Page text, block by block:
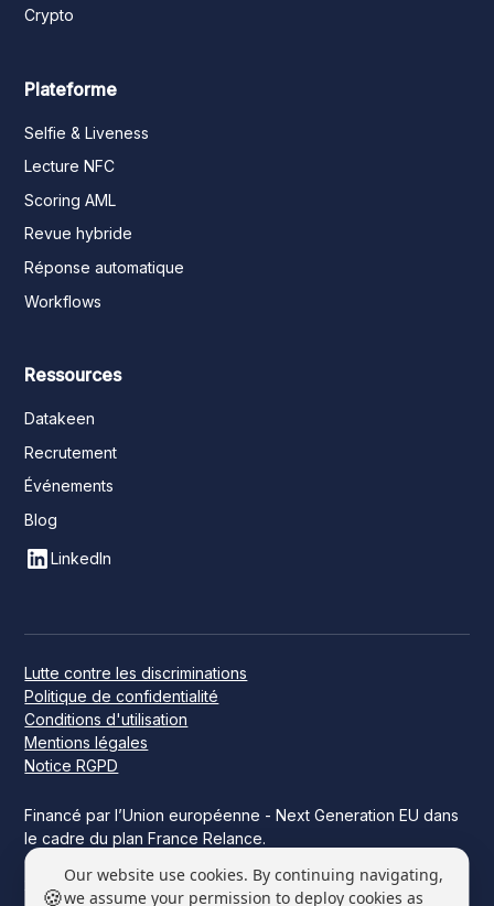
🍪
Our website use cookies. By continuing navigating,
we assume your permission to deploy cookies as
Crypto
Plateforme
Selfie & Liveness
Lecture NFC
Scoring AML
Revue hybride
Réponse automatique
Workflows
Ressources
Datakeen
Recrutement
Événements
Blog
LinkedIn
Financé par l’Union européenne - Next Generation EU dans
le cadre du plan France Relance.
Ce projet a été financé par l’État dans le cadre de France
2030.
Lutte contre les discriminations
Politique de confidentialité
Conditions d'utilisation
Mentions légales
Notice RGPD